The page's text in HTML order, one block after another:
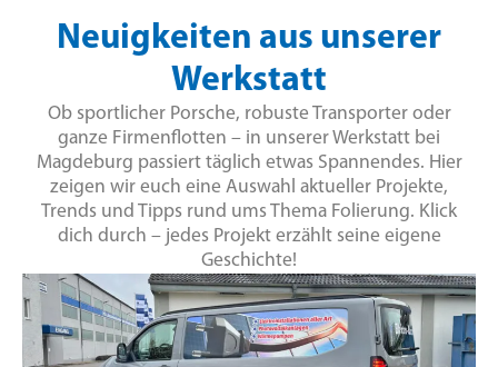
Neuigkeiten aus unserer
Werkstatt
Ob sportlicher Porsche, robuste Transporter oder
ganze Firmenflotten – in unserer Werkstatt bei
Magdeburg passiert täglich etwas Spannendes. Hier
zeigen wir euch eine Auswahl aktueller Projekte,
Trends und Tipps rund ums Thema Folierung. Klick
dich durch – jedes Projekt erzählt seine eigene
Geschichte!